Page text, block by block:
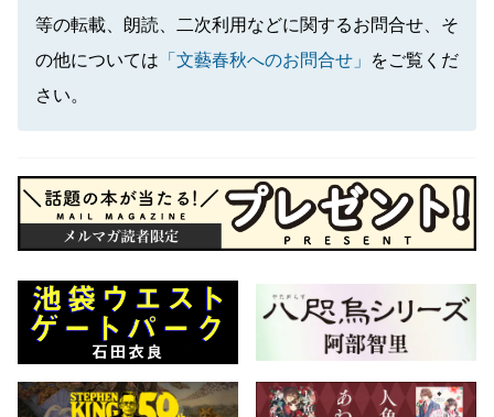
等の転載、朗読、二次利用などに関するお問合せ、そ
の他については 「文藝春秋へのお問合せ」
をご覧くだ
さい。